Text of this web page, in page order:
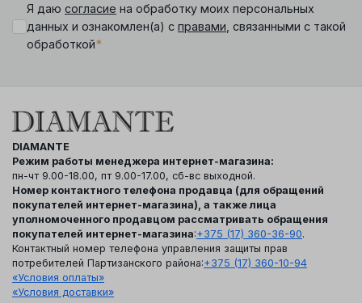
Я даю согласие на обработку моих персональных
данных и ознакомлен(а) с правами , связанными с такой
обработкой*
DIAMANTE
Режим работы менеджера интернет-магазина:
пн-чт 9.00-18.00, пт 9.00-17.00, сб-вс выходной.
Номер контактного телефона продавца (для обращений
покупателей интернет-магазина), а также лица
уполномоченного продавцом рассматривать обращения
покупателей интернет-магазина:+375 (17) 360-36-90.
Контактный номер телефона управления защиты прав
потребителей Партизанского района:+375 (17) 360-10-94
«Условия оплаты»
«Условия доставки»